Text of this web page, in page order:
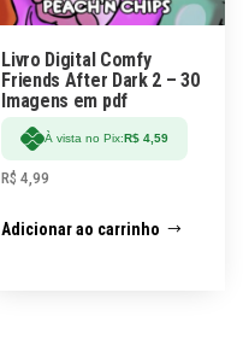
Livro Digital Comfy
Friends After Dark 2 – 30
Imagens em pdf
À vista no Pix:R$ 4,59
R$ 4,99
Adicionar ao carrinho